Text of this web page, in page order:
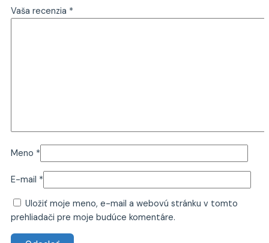
Vaša recenzia *
Meno *
E-mail *
Uložiť moje meno, e-mail a webovú stránku v tomto
prehliadači pre moje budúce komentáre.